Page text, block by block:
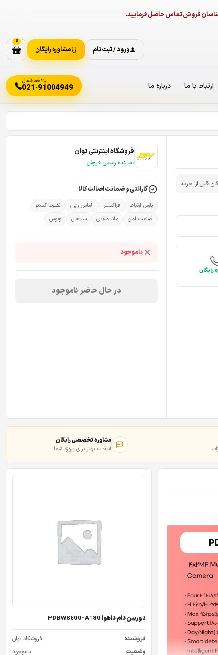
فروش تماس حاصل فرمایید.
ورود / ثبت نام مشاوره رایگان
0
ارتباط با ما درباره ما ۲۰ خط فعال
021-91004949
قبل از خرید
رایگان
فروشگاه اینترنتی توان
نماینده رسمی فروش
گارانتی و ضمانت اصالت کالا
پارس ارتباط فراگستر الماس رایان
نظارت گستر
صنعت امن
ماد طلایی سپاهان ونوس
ناموجود
در حال حاضر ناموجود
مشاوره تخصصی رایگان
انتخاب بهتر برای پروژه شما
دوربین دام داهوا PDBW8800-A180
فروشنده
فروشگاه توان
وضعیت
ناموجود